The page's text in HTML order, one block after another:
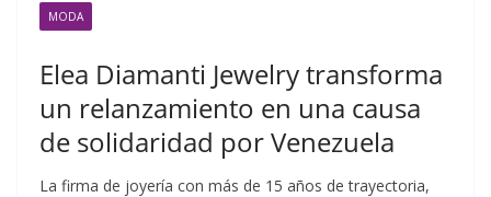
MODA
Elea Diamanti Jewelry transforma
un relanzamiento en una causa
de solidaridad por Venezuela
La firma de joyería con más de 15 años de trayectoria,